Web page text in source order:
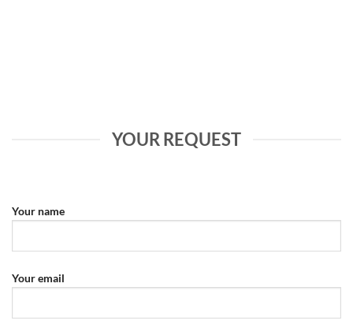
YOUR REQUEST
Your name
Your email